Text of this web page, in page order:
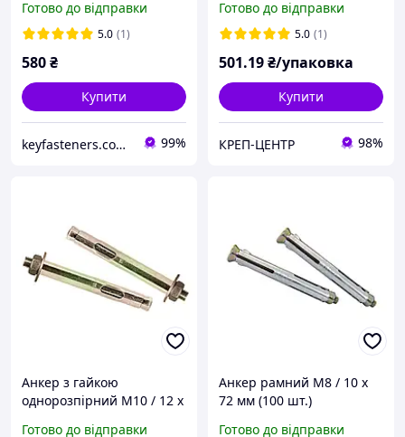
цинк жовтий/білий 60
шт./пачка
Готово до відправки
5.0 (1)
580₴
Купити
keyfasteners.com.ua 99%
Готово до відправки
5.0 (1)
501.19₴/упаковка
Купити
КРЕП-ЦЕНТР 98%
Анкер з гайкою
однорозпірний M10 / 12 х
Готово до відправки
Анкер рамний M8 / 10 х
72 мм (100 шт.)
Готово до відправки